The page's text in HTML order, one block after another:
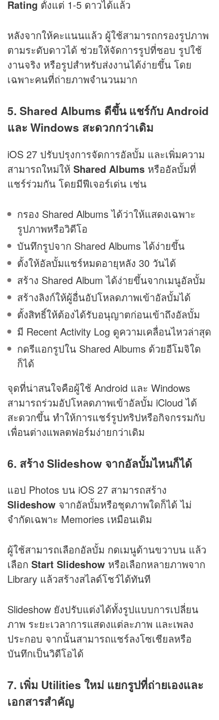
Rating ตั้งแต่ 1-5 ดาวได้แล้ว
หลังจากให้คะแนนแล้ว ผู้ใช้สามารถกรองรูปภาพ
ตามระดับดาวได้ ช่วยให้จัดการรูปที่ชอบ รูปใช้
งานจริง หรือรูปสำหรับส่งงานได้ง่ายขึ้น โดย
เฉพาะคนที่ถ่ายภาพจำนวนมาก
5. Shared Albums ดีขึ้น แชร์กับ Android
และ Windows สะดวกกว่าเดิม
iOS 27 ปรับปรุงการจัดการอัลบั้ม และเพิ่มความ
สามารถใหม่ให้ Shared Albums หรืออัลบั้มที่
แชร์ร่วมกัน โดยมีฟีเจอร์เด่น เช่น
กรอง Shared Albums ได้ว่าให้แสดงเฉพาะ
รูปภาพหรือวิดีโอ
บันทึกรูปจาก Shared Albums ได้ง่ายขึ้น
ตั้งให้อัลบั้มแชร์หมดอายุหลัง 30 วันได้
สร้าง Shared Album ได้ง่ายขึ้นจากเมนูอัลบั้ม
สร้างลิงก์ให้ผู้อื่นอัปโหลดภาพเข้าอัลบั้มได้
ตั้งสิทธิ์ให้ต้องได้รับอนุญาตก่อนเข้าถึงอัลบั้ม
มี Recent Activity Log ดูความเคลื่อนไหวล่าสุด
กดรีแอกรูปใน Shared Albums ด้วยอีโมจิใด
ก็ได้
จุดที่น่าสนใจคือผู้ใช้ Android และ Windows
สามารถร่วมอัปโหลดภาพเข้าอัลบั้ม iCloud ได้
สะดวกขึ้น ทำให้การแชร์รูปทริปหรือกิจกรรมกับ
เพื่อนต่างแพลตฟอร์มง่ายกว่าเดิม
6. สร้าง Slideshow จากอัลบั้มไหนก็ได้
แอป Photos บน iOS 27 สามารถสร้าง
Slideshow จากอัลบั้มหรือชุดภาพใดก็ได้ ไม่
จำกัดเฉพาะ Memories เหมือนเดิม
ผู้ใช้สามารถเลือกอัลบั้ม กดเมนูด้านขวาบน แล้ว
เลือก Start Slideshow หรือเลือกหลายภาพจาก
Library แล้วสร้างสไลด์โชว์ได้ทันที
Slideshow ยังปรับแต่งได้ทั้งรูปแบบการเปลี่ยน
ภาพ ระยะเวลาการแสดงแต่ละภาพ และเพลง
ประกอบ จากนั้นสามารถแชร์ลงโซเชียลหรือ
บันทึกเป็นวิดีโอได้
7. เพิ่ม Utilities ใหม่ แยกรูปที่ถ่ายเองและ
เอกสารสำคัญ